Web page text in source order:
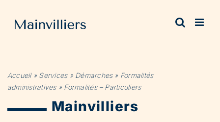
contenu
Accueil» Services» Démarches» Formalités
administratives» Formalités – Particuliers
Mainvilliers